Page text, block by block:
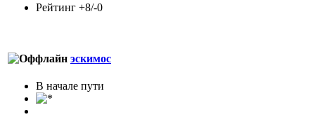
Рейтинг +8/-0
эскимос
В начале пути